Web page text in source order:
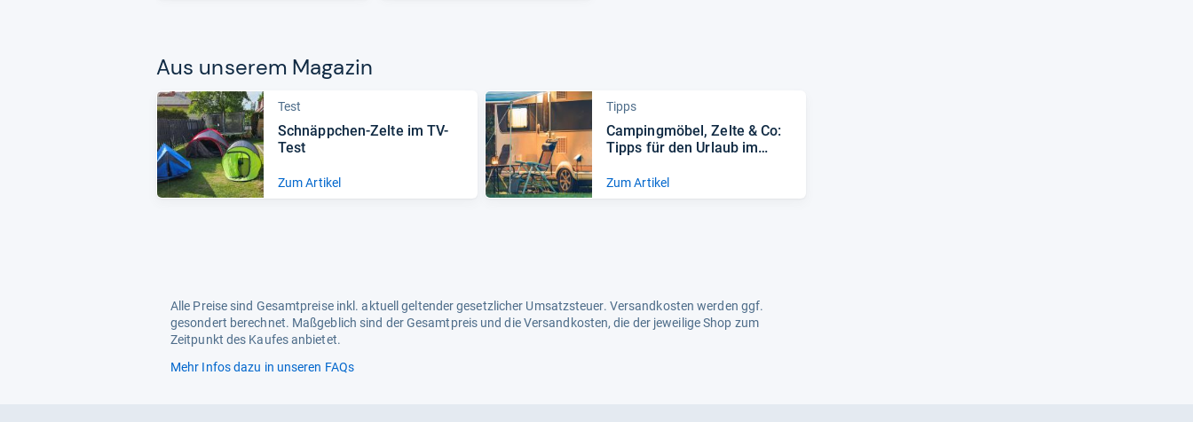
Aus unse­rem Maga­zin
Test
Schnäpp­chen-​Zelte im TV-​
Test
Zum Artikel
Tipps
Cam­ping­mö­bel, Zelte & Co:
Tipps für den Urlaub im
Zum Artikel
Alle Preise sind Gesamtpreise inkl. aktuell geltender gesetzlicher Umsatzsteuer. Versandkosten werden ggf.
gesondert berechnet. Maßgeblich sind der Gesamtpreis und die Versandkosten, die der jeweilige Shop zum
Zeitpunkt des Kaufes anbietet.
Mehr Infos dazu in unseren FAQs